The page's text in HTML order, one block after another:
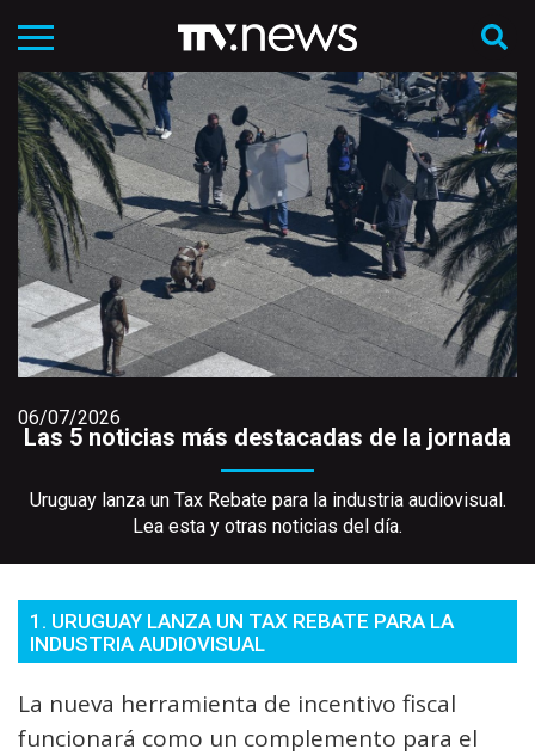
06/07/2026
Las 5 noticias más destacadas de la jornada
Uruguay lanza un Tax Rebate para la industria audiovisual.
Lea esta y otras noticias del día.
1. URUGUAY LANZA UN TAX REBATE PARA LA
INDUSTRIA AUDIOVISUAL
La nueva herramienta de incentivo fiscal
funcionará como un complemento para el